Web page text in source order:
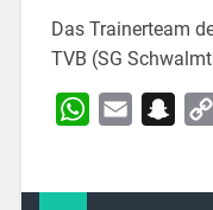
Das Trainerteam
TVB (SG
WhatsApp
Email